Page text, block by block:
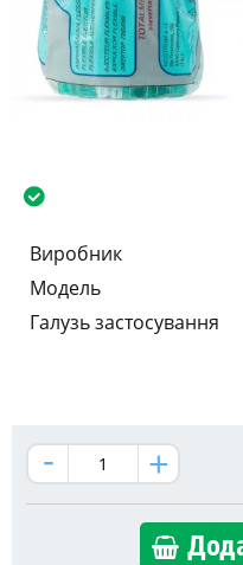
Виробник
Модель
Галузь застосування